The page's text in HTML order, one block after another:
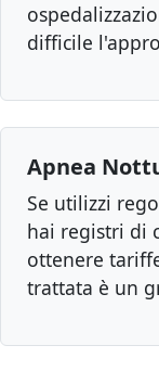
difficile
Apnea
Se utilizzi
hai registri di
ottenere
trattata è un